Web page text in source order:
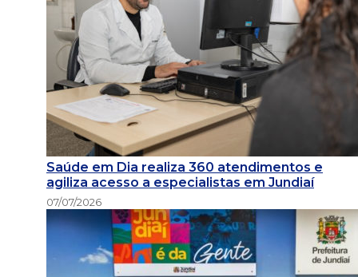
Saúde em Dia realiza 360 atendimentos e
agiliza acesso a especialistas em Jundiaí
07/07/2026